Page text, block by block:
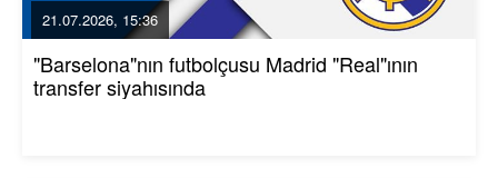
21.07.2026, 15:36
"Barselona"nın futbolçusu Madrid "Real"ının
transfer siyahısında